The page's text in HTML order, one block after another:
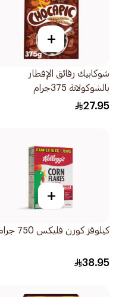
+
شوكابيك رقائق الإفطار
بالشوكولاتة 375جرام
27.95
+
كيلوقز كورن فليكس 750 جرام
38.95